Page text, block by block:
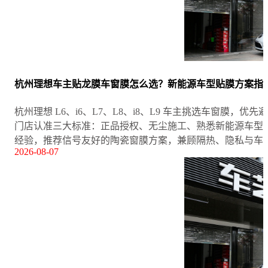
杭州理想车主贴龙膜车窗膜怎么选？新能源车型贴膜方案指
杭州理想 L6、i6、L7、L8、i8、L9 车主挑选车窗膜，优先
门店认准三大标准：正品授权、无尘施工、熟悉新能源车
经验，推荐信号友好的陶瓷窗膜方案，兼顾隔热、隐私与车
2026-08-07